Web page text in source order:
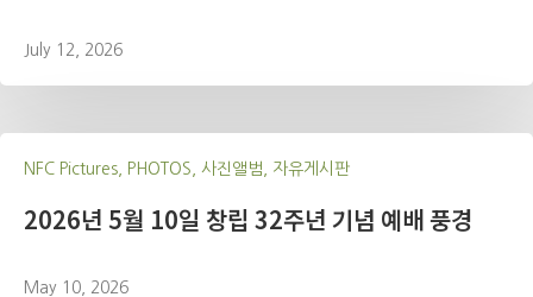
July 12, 2026
NFC Pictures, PHOTOS, 사진앨범, 자유게시판
2026년 5월 10일 창립 32주년 기념 예배 풍경
May 10, 2026